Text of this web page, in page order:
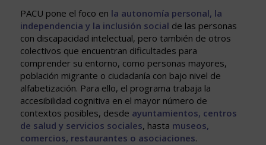
PACU pone el foco en la autonomía personal, la
independencia y la inclusión social de las personas
con discapacidad intelectual, pero también de otros
colectivos que encuentran dificultades para
comprender su entorno, como personas mayores,
población migrante o ciudadanía con bajo nivel de
alfabetización. Para ello, el programa trabaja la
accesibilidad cognitiva en el mayor número de
contextos posibles, desde ayuntamientos, centros
de salud y servicios sociales, hasta museos,
comercios, restaurantes o asociaciones.